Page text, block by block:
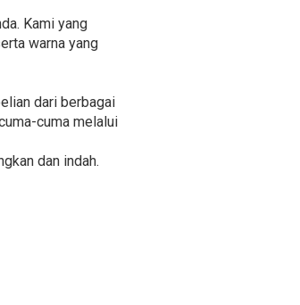
Kami yang
warna yang
dari berbagai
cuma melalui
dan indah.